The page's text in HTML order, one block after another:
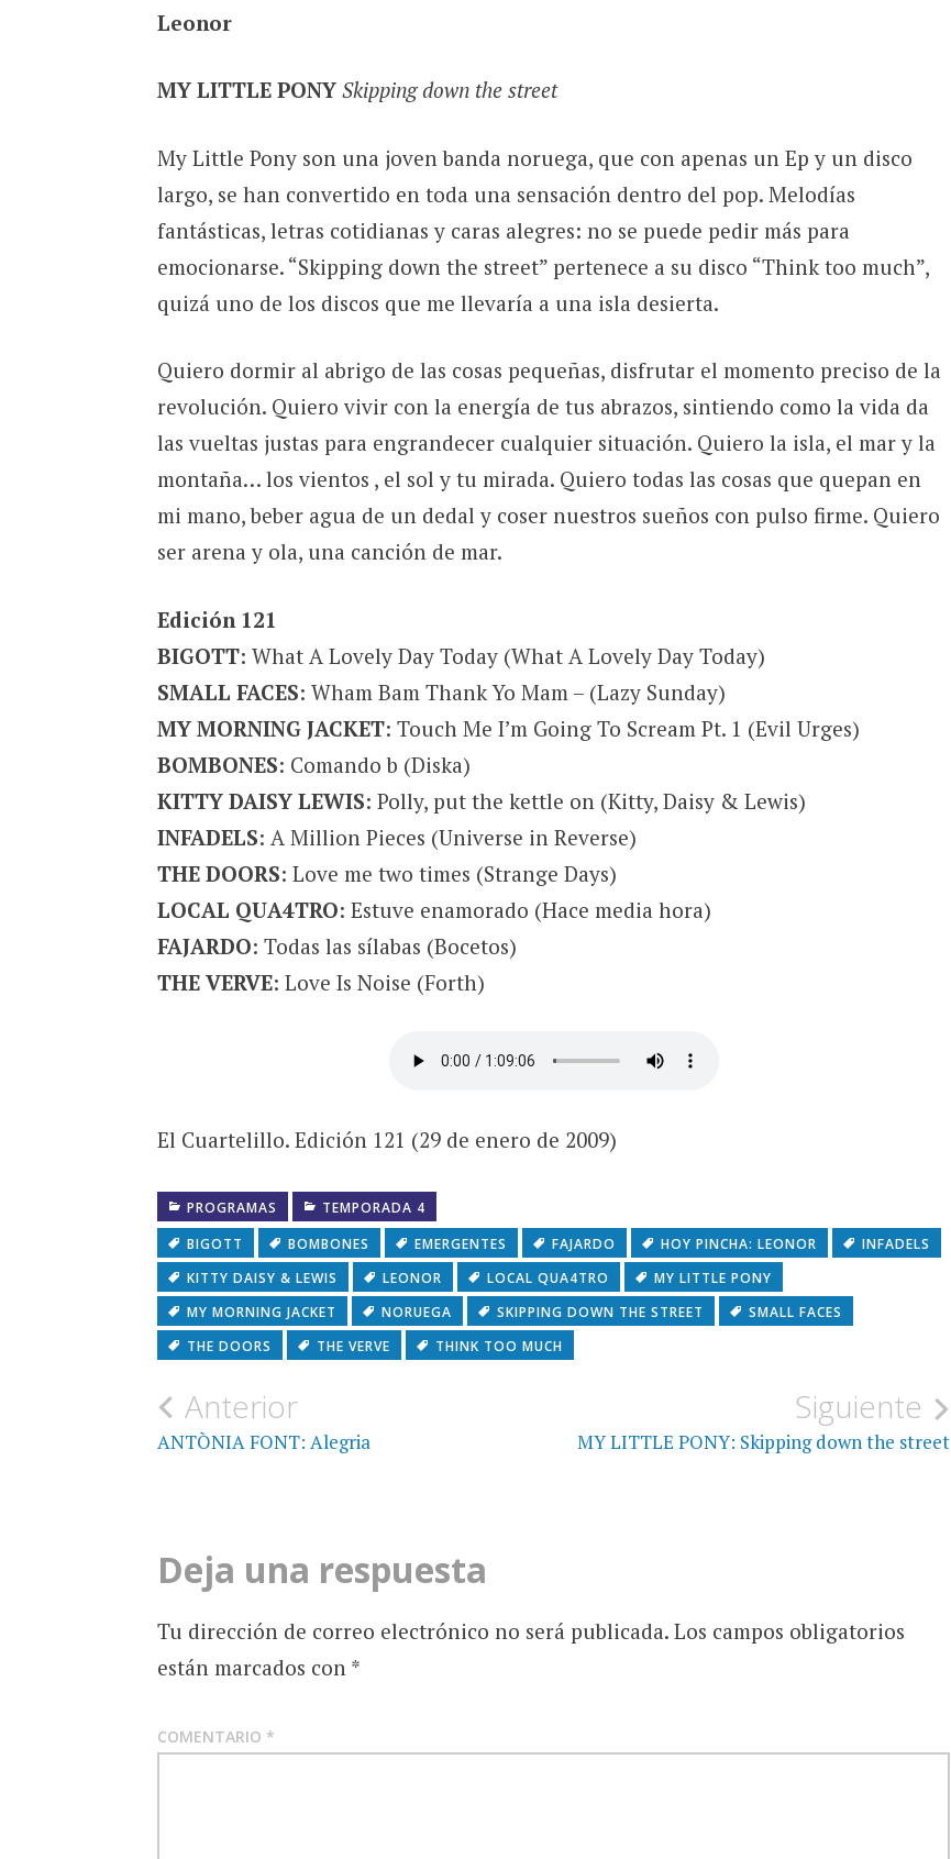
Leonor
MY LITTLE PONY Skipping down the street
My Little Pony son una joven banda noruega, que con apenas un Ep y un disco
largo, se han convertido en toda una sensación dentro del pop. Melodías
fantásticas, letras cotidianas y caras alegres: no se puede pedir más para
emocionarse. “Skipping down the street” pertenece a su disco “Think too much”,
quizá uno de los discos que me llevaría a una isla desierta.
Quiero dormir al abrigo de las cosas pequeñas, disfrutar el momento preciso de la
revolución. Quiero vivir con la energía de tus abrazos, sintiendo como la vida da
las vueltas justas para engrandecer cualquier situación. Quiero la isla, el mar y la
montaña… los vientos , el sol y tu mirada. Quiero todas las cosas que quepan en
mi mano, beber agua de un dedal y coser nuestros sueños con pulso firme. Quiero
ser arena y ola, una canción de mar.
Edición 121
BIGOTT: What A Lovely Day Today (What A Lovely Day Today)
SMALL FACES: Wham Bam Thank Yo Mam – (Lazy Sunday)
MY MORNING JACKET: Touch Me I’m Going To Scream Pt. 1 (Evil Urges)
BOMBONES: Comando b (Diska)
KITTY DAISY LEWIS: Polly, put the kettle on (Kitty, Daisy & Lewis)
INFADELS: A Million Pieces (Universe in Reverse)
THE DOORS: Love me two times (Strange Days)
LOCAL QUA4TRO: Estuve enamorado (Hace media hora)
FAJARDO: Todas las sílabas (Bocetos)
THE VERVE: Love Is Noise (Forth)
El Cuartelillo. Edición 121 (29 de enero de 2009)
PROGRAMAS
TEMPORADA 4
BIGOTT
BOMBONES EMERGENTES FAJARDO HOY PINCHA: LEONOR
INFADELS
KITTY DAISY & LEWIS
LEONOR LOCAL QUA4TRO
MY LITTLE PONY
MY MORNING JACKET
NORUEGA SKIPPING DOWN THE STREET
SMALL FACES
THE DOORS
THE VERVE THINK TOO MUCH
Navegación
de
Anterior
ANTÒNIA FONT: Alegria
Siguiente
MY LITTLE PONY: Skipping down the street
Deja una respuesta
Tu dirección de correo electrónico no será publicada. Los campos obligatorios
están marcados con *
COMENTARIO *